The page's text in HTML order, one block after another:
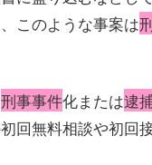
このような事案は
刑事事件化または逮
回無料相談や初回